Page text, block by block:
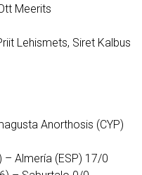
Meerits
Lehismets, Siret Kalbus
Anorthosis (CYP)
– Almería (ESP) 17/0